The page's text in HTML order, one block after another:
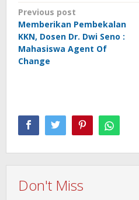
Post
navigation
Previous post
Memberikan Pembekalan
KKN, Dosen Dr. Dwi Seno :
Mahasiswa Agent Of
Change
Don't Miss